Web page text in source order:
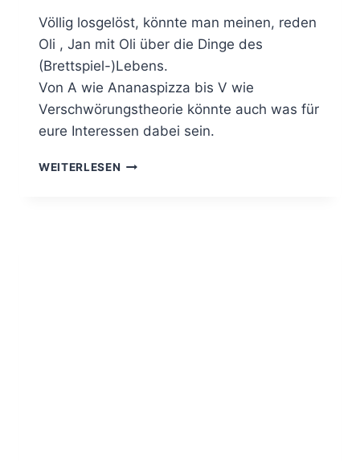
Völlig losgelöst, könnte man meinen, reden
Oli , Jan mit Oli über die Dinge des
(Brettspiel-)Lebens.
Von A wie Ananaspizza bis V wie
Verschwörungstheorie könnte auch was für
eure Interessen dabei sein.
WEITERLESEN FRAGEN